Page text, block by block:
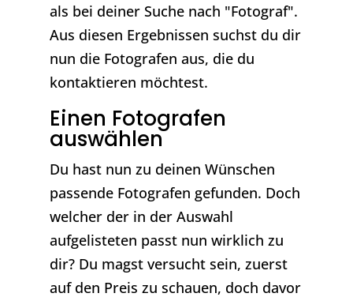
als bei deiner Suche nach "Fotograf".
Aus diesen Ergebnissen suchst du dir
nun die Fotografen aus, die du
kontaktieren möchtest.
Einen Fotografen
auswählen
Du hast nun zu deinen Wünschen
passende Fotografen gefunden. Doch
welcher der in der Auswahl
aufgelisteten passt nun wirklich zu
dir? Du magst versucht sein, zuerst
auf den Preis zu schauen, doch davor